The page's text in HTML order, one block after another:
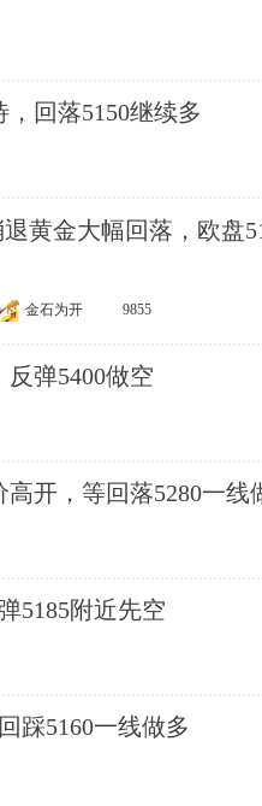
回落5150继续多
退黄金大幅回落，欧盘
金石为开 9855
弹5400做空
开，等回落5280一线
5185附近先空
踩5160一线做多